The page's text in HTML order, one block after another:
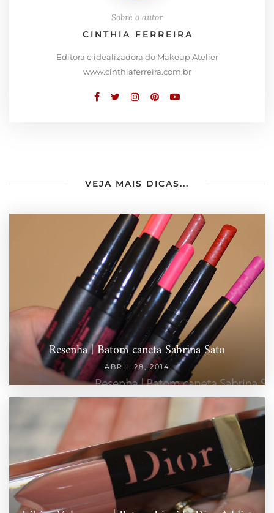
Sobre o autor
CINTHIA FERREIRA
Editora e idealizadora do Makeup Atelier
www.cinthiaferreira.com.br
VEJA MAIS DICAS...
Resenha | Batom caneta Sabrina Sato
ABRIL 28, 2014